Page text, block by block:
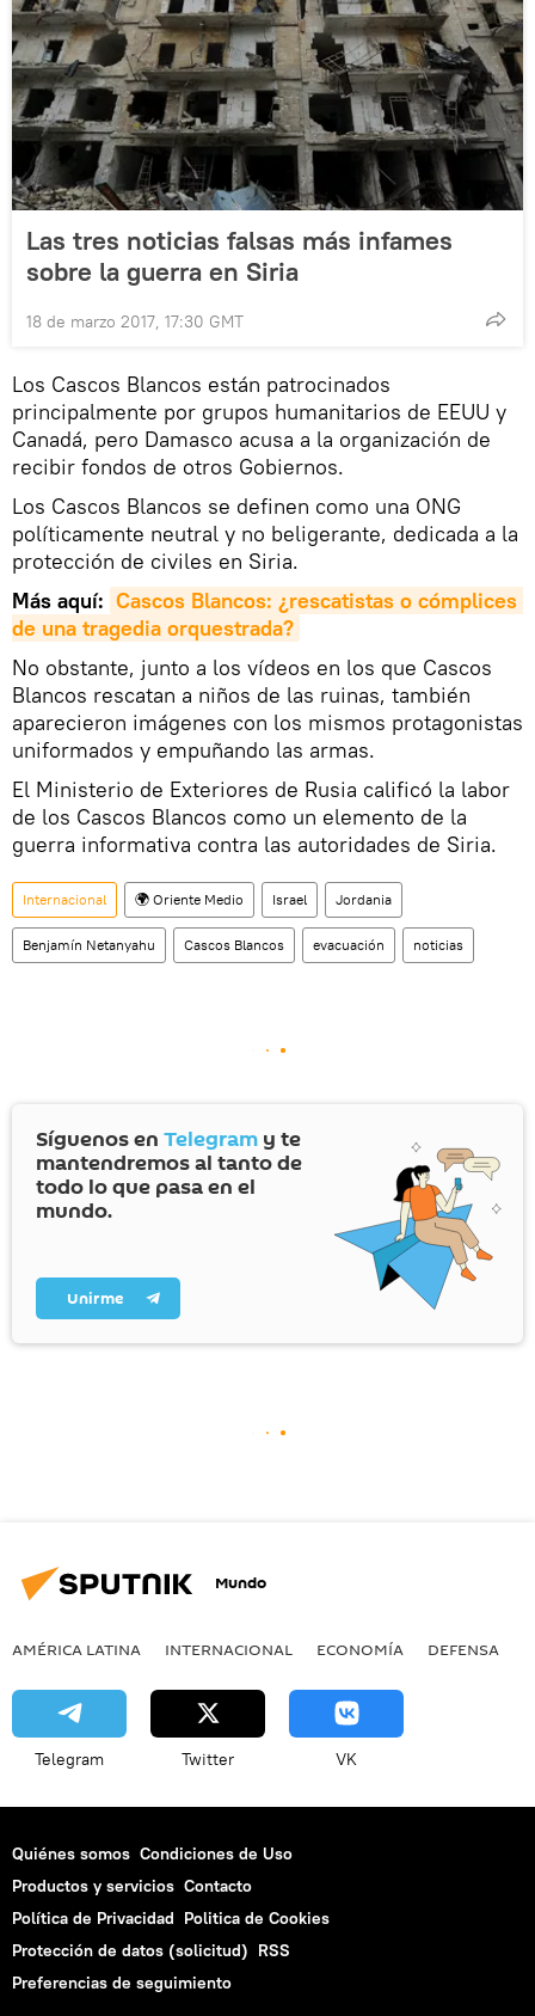
Las tres noticias falsas más infames
sobre la guerra en Siria
18 de marzo 2017, 17:30 GMT
Los Cascos Blancos están patrocinados
principalmente por grupos humanitarios de EEUU y
Canadá, pero Damasco acusa a la organización de
recibir fondos de otros Gobiernos.
Los Cascos Blancos se definen como una ONG
políticamente neutral y no beligerante, dedicada a la
protección de civiles en Siria.
Más aquí: Cascos Blancos: ¿rescatistas o cómplices
de una tragedia orquestrada?
No obstante, junto a los vídeos en los que Cascos
Blancos rescatan a niños de las ruinas, también
aparecieron imágenes con los mismos protagonistas
uniformados y empuñando las armas.
El Ministerio de Exteriores de Rusia calificó la labor
de los Cascos Blancos como un elemento de la
guerra informativa contra las autoridades de Siria.
Internacional 🌍 Oriente Medio Israel Jordania
Benjamín Netanyahu Cascos Blancos evacuación noticias
Síguenos en Telegram y te
mantendremos al tanto de
todo lo que pasa en el
mundo.
Unirme
Mundo
AMÉRICA LATINA INTERNACIONAL ECONOMÍA DEFENSA
Telegram Twitter VK
Quiénes somos Condiciones de Uso
Productos y servicios Contacto
Política de Privacidad Politica de Cookies
Protección de datos (solicitud) RSS
Preferencias de seguimiento